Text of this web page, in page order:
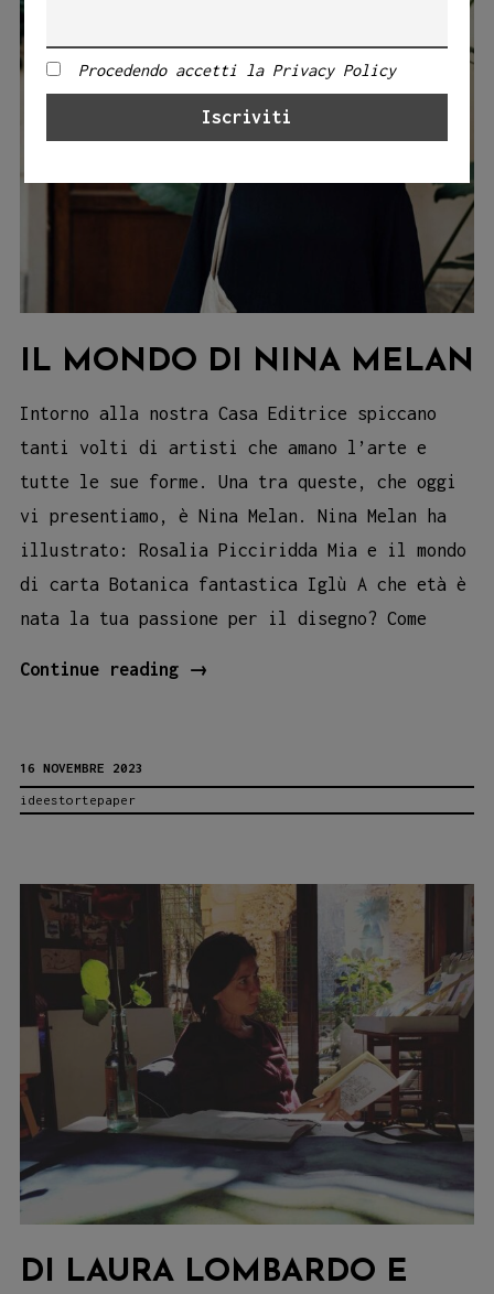
IL MONDO DI NINA MELAN
Intorno alla nostra Casa Editrice spiccano
tanti volti di artisti che amano l’arte e
tutte le sue forme. Una tra queste, che oggi
vi presentiamo, è Nina Melan. Nina Melan ha
illustrato: Rosalia Picciridda Mia e il mondo
di carta Botanica fantastica Iglù A che età è
nata la tua passione per il disegno? Come
Continue reading
IL
→
16 NOVEMBRE 2023
ideestortepaper
DI LAURA LOMBARDO E
Procedendo accetti la Privacy Policy